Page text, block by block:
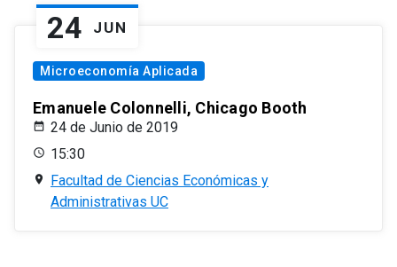
24 JUN
Microeconomía Aplicada
Emanuele Colonnelli, Chicago Booth
24 de Junio de 2019
15:30
Facultad de Ciencias Económicas y
Administrativas UC